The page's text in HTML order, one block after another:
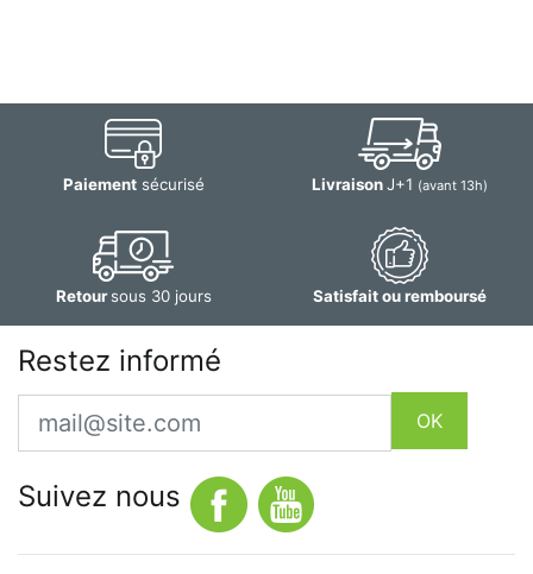
Paiementsécurisé LivraisonJ+1 (avant 13h)
Retoursous 30 jours Satisfait ou remboursé
Restez informé
Email
OK
Suivez nous